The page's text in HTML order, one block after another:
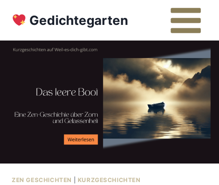
Inhalt
Gedichtegarten
ZEN GESCHICHTEN KURZGESCHICHTEN